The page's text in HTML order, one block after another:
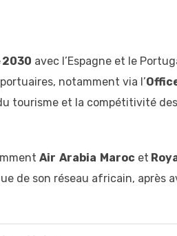
2030 avec l’Espagne et le
notamment via l’
tourisme et la compétitivité
Air Arabia Maroc et
de son réseau africain, après